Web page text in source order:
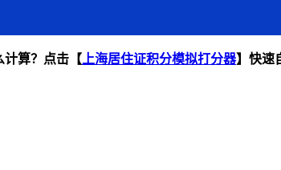
计算？点击【上海居住证积分模拟打分器】快速